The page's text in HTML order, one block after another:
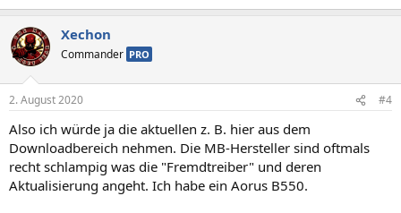
Xechon
Commander PRO
2. August 2020 #4
Also ich würde ja die aktuellen z. B. hier aus dem
Downloadbereich nehmen. Die MB-Hersteller sind oftmals
recht schlampig was die "Fremdtreiber" und deren
Aktualisierung angeht. Ich habe ein Aorus B550.